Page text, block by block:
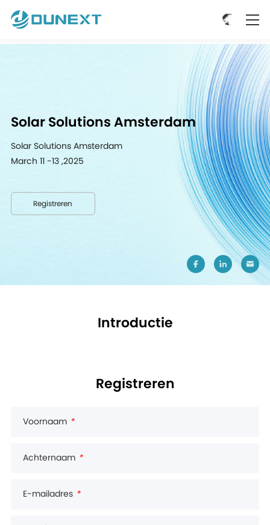
Solar Solutions Amsterdam
Solar Solutions Amsterdam
March 11 -13 ,2025
Registreren
Introductie
Registreren
Voornaam *
Achternaam *
E-mailadres *